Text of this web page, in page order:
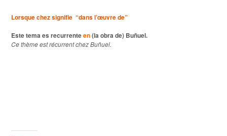
Lorsque chez signifie “dans l’œuvre de”
Este tema es recurrenteen(la obra de) Buñuel.
Ce thème est récurrent chez Buñuel.